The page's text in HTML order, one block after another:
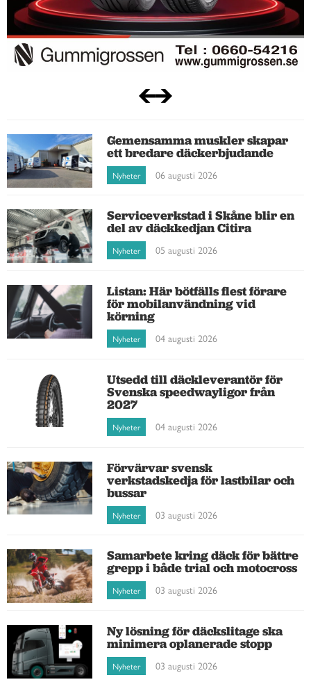
Gemensamma muskler skapar
ett bredare däckerbjudande
Nyheter 06 augusti 2026
Serviceverkstad i Skåne blir en
del av däckkedjan Citira
Nyheter 05 augusti 2026
Listan: Här bötfälls flest förare
för mobilanvändning vid
körning
Nyheter 04 augusti 2026
Utsedd till däckleverantör för
Svenska speedwayligor från
2027
Nyheter 04 augusti 2026
Förvärvar svensk
verkstadskedja för lastbilar och
bussar
Nyheter 03 augusti 2026
Samarbete kring däck för bättre
grepp i både trial och motocross
Nyheter 03 augusti 2026
Ny lösning för däckslitage ska
minimera oplanerade stopp
Nyheter 03 augusti 2026